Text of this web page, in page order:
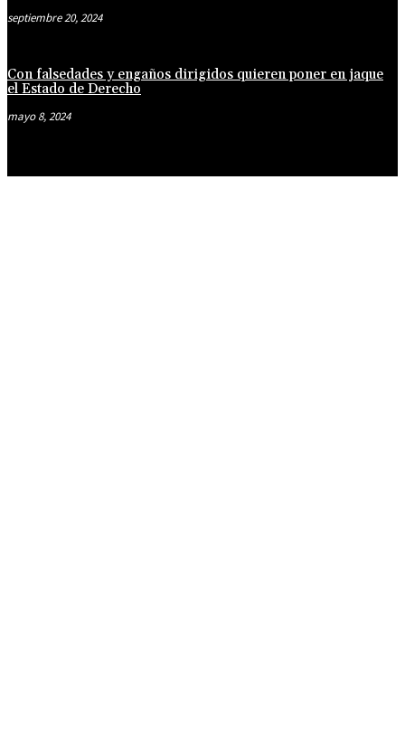
septiembre 20, 2024
Con falsedades y engaños dirigidos quieren poner en jaque
el Estado de Derecho
mayo 8, 2024